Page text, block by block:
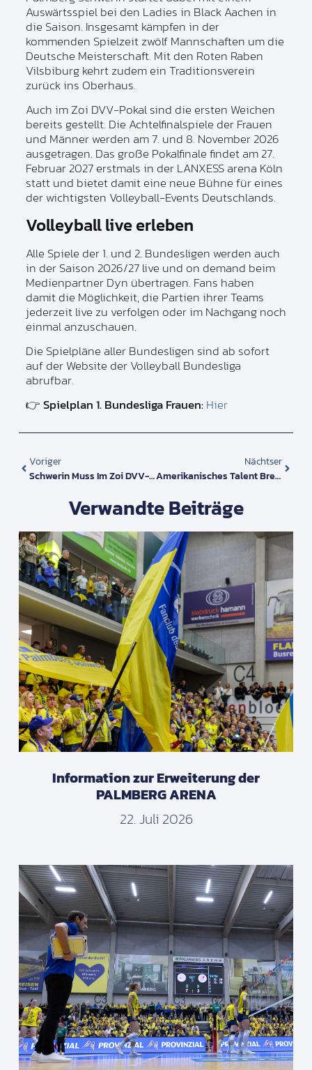
Auswärtsspiel bei den Ladies in Black Aachen in
die Saison. Insgesamt kämpfen in der
kommenden Spielzeit zwölf Mannschaften um die
Deutsche Meisterschaft. Mit den Roten Raben
Vilsbiburg kehrt zudem ein Traditionsverein
zurück ins Oberhaus.
Auch im Zoi DVV-Pokal sind die ersten Weichen
bereits gestellt. Die Achtelfinalspiele der Frauen
und Männer werden am 7. und 8. November 2026
ausgetragen. Das große Pokalfinale findet am 27.
Februar 2027 erstmals in der LANXESS arena Köln
statt und bietet damit eine neue Bühne für eines
der wichtigsten Volleyball-Events Deutschlands.
Volleyball live erleben
Alle Spiele der 1. und 2. Bundesligen werden auch
in der Saison 2026/27 live und on demand beim
Medienpartner Dyn übertragen. Fans haben
damit die Möglichkeit, die Partien ihrer Teams
jederzeit live zu verfolgen oder im Nachgang noch
einmal anzuschauen.
Die Spielpläne aller Bundesligen sind ab sofort
auf der Website der Volleyball Bundesliga
abrufbar.
👉Spielplan 1. Bundesliga Frauen:Hier
Voriger
Schwerin Muss Im Zoi DVV-Pokal-Achtelfinale In Flacht Antreten
Nächtser
Amerikanisches Talent Breanna Kelley Unterstützt Den SSC
Verwandte Beiträge
Information zur Erweiterung der
PALMBERG ARENA
22. Juli 2026